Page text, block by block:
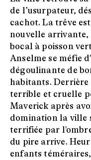
de l’usurpateur,
cachot. La trêve
nouvelle arrivante,
bocal à poisson
Anselme se méfie
dégoulinante de
habitants. Derrière
terrible et cruelle
Maverick après
domination la ville
terrifiée par
du pire arrive.
enfants